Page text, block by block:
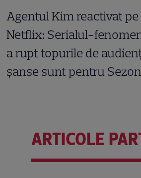
Agentul Kim reactivat pe
Netflix: Serialul-
a rupt topurile de
șanse sunt pentru
ARTICOLE